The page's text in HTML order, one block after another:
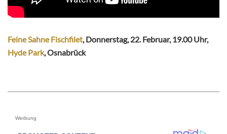
Feine Sahne Fischfilet, Donnerstag, 22. Februar, 19.00 Uhr,
Hyde Park, Osnabrück
Werbung